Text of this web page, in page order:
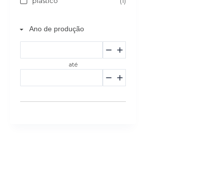
Ano de produção
até